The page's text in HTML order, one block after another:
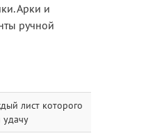
Арки и
ручной
лист которого
удачу